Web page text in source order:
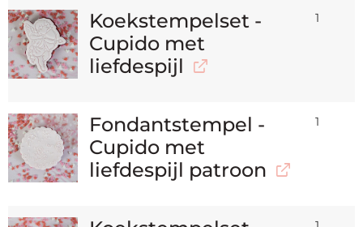
Koekstempelset -
Cupido met
liefdespijl
1
Fondantstempel -
Cupido met
liefdespijl patroon
1